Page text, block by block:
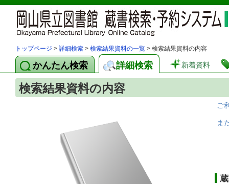
トップページ > 詳細検索 > 検索結果資料の一覧 > 検索結果資料の内容
かんたん検索 詳細検索 新着資料
検索結果資料の内容
ご
ま